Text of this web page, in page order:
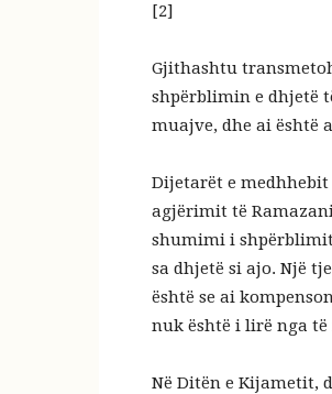
[2]
Gjithashtu
shpërblimin e dhjetë
muajve, dhe ai është
Dijetarët e
agjërimit të
shumimi i
sa dhjetë si ajo. Një
është se ai
nuk është i lirë nga
Në Ditën e Kijametit,